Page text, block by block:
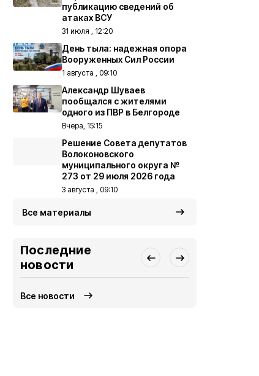
публикацию сведений об
атаках ВСУ
31 июля , 12:20
День тыла: надежная опора
Вооруженных Сил России
1 августа , 09:10
Александр Шуваев
пообщался с жителями
одного из ПВР в Белгороде
Вчера, 15:15
Решение Совета депутатов
Волоконовского
муниципального округа №
273 от 29 июля 2026 года
3 августа , 09:10
Все материалы
Последние
новости
Все новости